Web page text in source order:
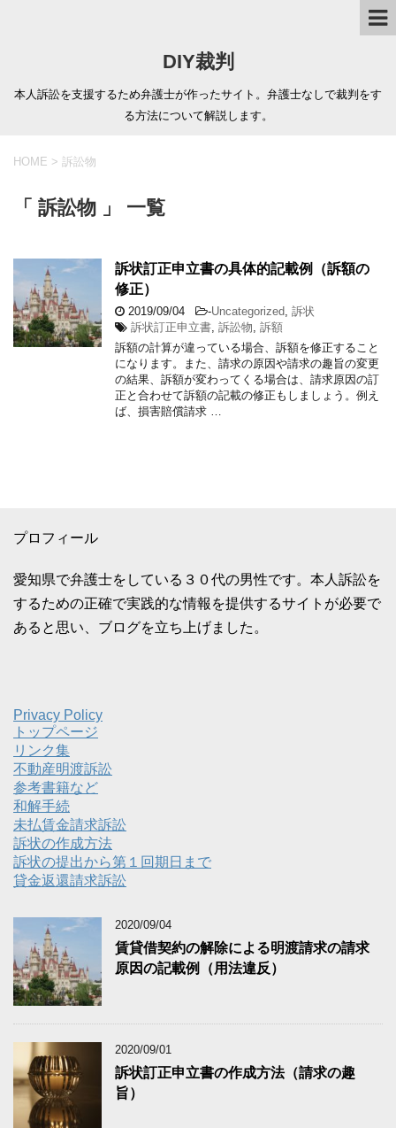
DIY裁判
本人訴訟を支援するため弁護士が作ったサイト。弁護士なしで裁判をす
る方法について解説します。
HOME > 訴訟物
「 訴訟物 」 一覧
訴状訂正申立書の具体的記載例（訴額の
修正）
2019/09/04 -Uncategorized 訴状
訴状訂正申立書 訴訟物 訴額
訴額の計算が違っている場合、訴額を修正すること
になります。また、請求の原因や請求の趣旨の変更
の結果、訴額が変わってくる場合は、請求原因の訂
正と合わせて訴額の記載の修正もしましょう。例え
ば、損害賠償請求 …
プロフィール
愛知県で弁護士をしている３０代の男性です。本人訴訟を
するための正確で実践的な情報を提供するサイトが必要で
あると思い、ブログを立ち上げました。
Privacy Policy
トップページ
リンク集
不動産明渡訴訟
参考書籍など
和解手続
未払賃金請求訴訟
訴状の作成方法
訴状の提出から第１回期日まで
貸金返還請求訴訟
2020/09/04
賃貸借契約の解除による明渡請求の請求
原因の記載例（用法違反）
2020/09/01
訴状訂正申立書の作成方法（請求の趣
旨）